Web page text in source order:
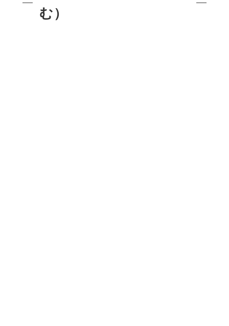
む）